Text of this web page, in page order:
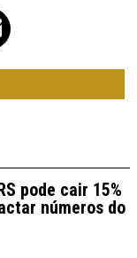
pode cair 15%
números do